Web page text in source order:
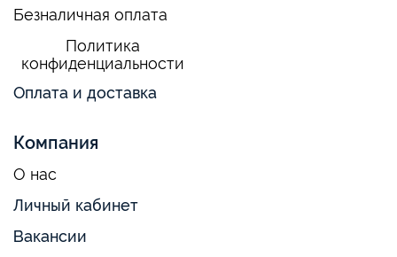
Безналичная оплата
Политика
конфиденциальности
Оплата и доставка
Компания
О нас
Личный кабинет
Вакансии